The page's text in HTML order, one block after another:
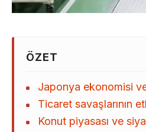
ÖZET
Japonya ekonomisi
Ticaret savaşlarının
Konut piyasası ve